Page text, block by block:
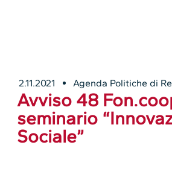
2.11.2021 Agenda Politiche di
Avviso 48
seminario
Sociale”